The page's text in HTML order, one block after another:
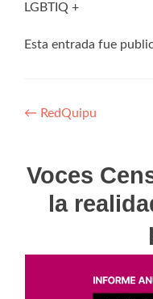
LGBTIQ +
Esta entrada fue
Navegación
entradas
← RedQuipu
Voces
la